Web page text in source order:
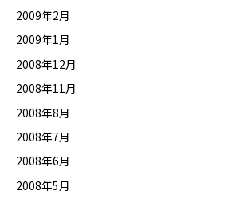
2009年2月
2009年1月
2008年12月
2008年11月
2008年8月
2008年7月
2008年6月
2008年5月